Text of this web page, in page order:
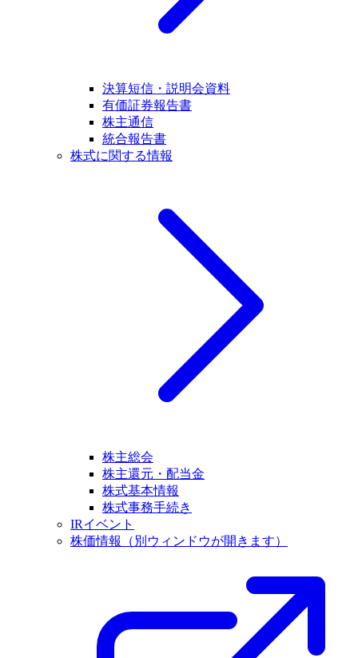
決算短信・説明会資料
有価証券報告書
株主通信
統合報告書
株式に関する情報
株主総会
株主還元・配当金
株式基本情報
株式事務手続き
IRイベント
株価情報
（別ウィンドウが開きます）